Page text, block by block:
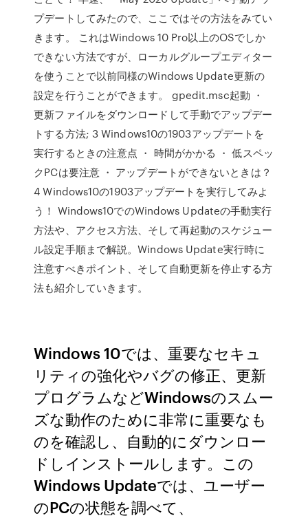
プデートしてみたので、ここではその方法をみてい
きます。 これはWindows 10 Pro以上のOSでしか
できない方法ですが、ローカルグループエディター
を使うことで以前同様のWindows Update更新の
設定を行うことができます。 gpedit.msc起動 ・
更新ファイルをダウンロードして手動でアップデー
トする方法; 3 Windows10の1903アップデートを
実行するときの注意点 ・ 時間がかかる ・ 低スペッ
クPCは要注意 ・ アップデートができないときは？
4 Windows10の1903アップデートを実行してみよ
う！ Windows10でのWindows Updateの手動実行
方法や、アクセス方法、そして再起動のスケジュー
ル設定手順まで解説。Windows Update実行時に
注意すべきポイント、そして自動更新を停止する方
法も紹介していきます。
Windows 10では、重要なセキュ
リティの強化やバグの修正、更新
プログラムなどWindowsのスムー
ズな動作のために非常に重要なも
のを確認し、自動的にダウンロー
ドしインストールします。この
Windows Updateでは、ユーザー
のPCの状態を調べて、